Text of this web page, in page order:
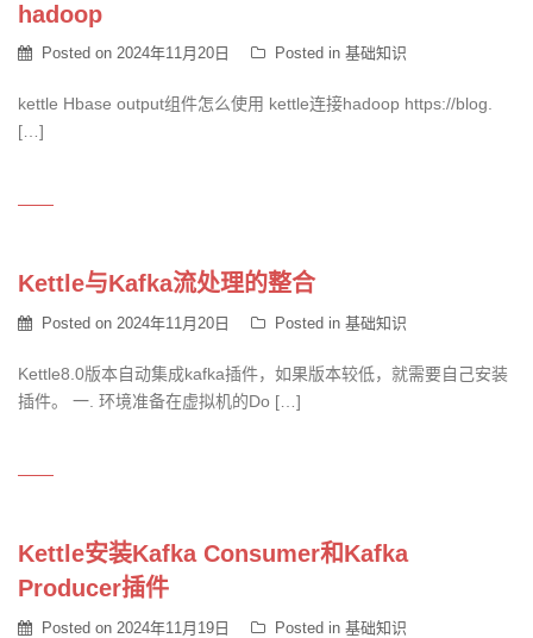
hadoop
Posted on 2024年11月20日 Posted in 基础知识
kettle Hbase output组件怎么使用 kettle连接hadoop https://blog.
[…]
Kettle与Kafka流处理的整合
Posted on 2024年11月20日 Posted in 基础知识
Kettle8.0版本自动集成kafka插件，如果版本较低，就需要自己安装
插件。 一. 环境准备在虚拟机的Do […]
Kettle安装Kafka Consumer和Kafka
Producer插件
Posted on 2024年11月19日 Posted in 基础知识